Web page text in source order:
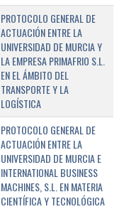
PROTOCOLO GENERAL DE
ACTUACIÓN ENTRE LA
UNIVERSIDAD DE MURCIA Y
LA EMPRESA PRIMAFRIO S.L.
EN EL ÁMBITO DEL
TRANSPORTE Y LA
LOGÍSTICA
PROTOCOLO GENERAL DE
ACTUACIÓN ENTRE LA
UNIVERSIDAD DE MURCIA E
INTERNATIONAL BUSINESS
MACHINES, S.L. EN MATERIA
CIENTÍFICA Y TECNOLÓGICA